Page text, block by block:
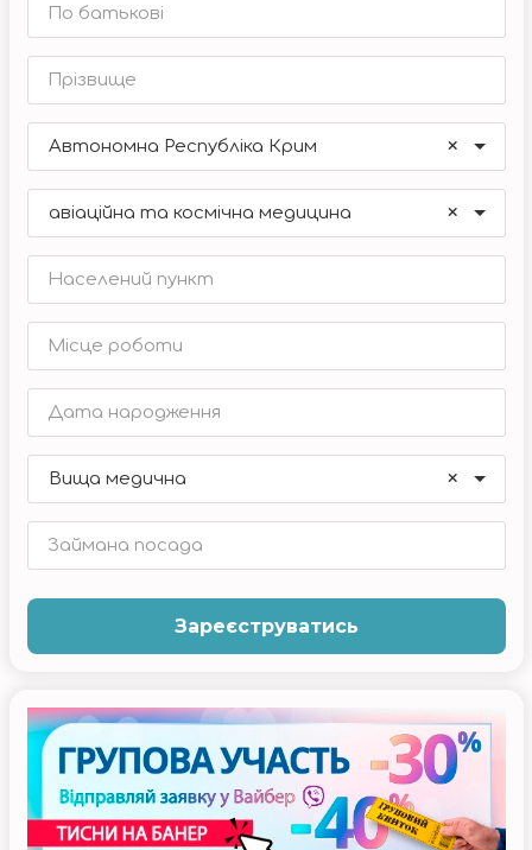
Автономна Республіка Крим ×
авіаційна та космічна медицина ×
Вища медична ×
Зареєструватись